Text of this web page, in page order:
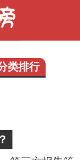
类排行